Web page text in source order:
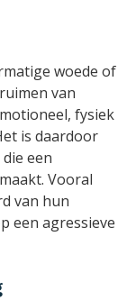
woede of
van
fysiek
is daardoor
een
Vooral
van hun
een agressieve